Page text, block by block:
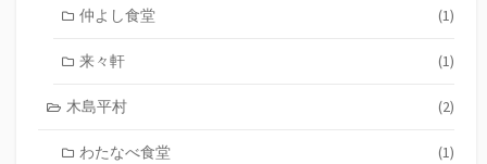
仲よし食堂 (1)
来々軒 (1)
木島平村 (2)
わたなべ食堂 (1)